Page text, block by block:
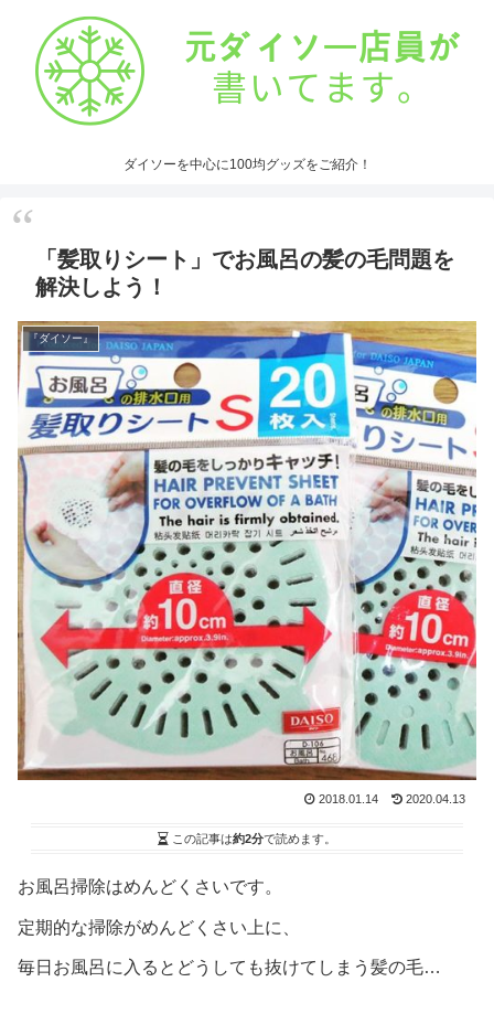
ダイソーを中心に100均グッズをご紹介！
「髪取りシート」でお風呂の髪の毛問題を
解決しよう！
『ダイソー』
2018.01.14 2020.04.13
この記事は約2分で読めます。
お風呂掃除はめんどくさいです。
定期的な掃除がめんどくさい上に、
毎日お風呂に入るとどうしても抜けてしまう髪の毛…